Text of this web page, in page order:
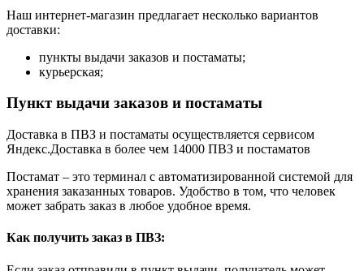
Наш интернет-магазин предлагает несколько вариантов
доставки:
пункты выдачи заказов и постаматы;
курьерская;
Пункт выдачи заказов и постаматы
Доставка в ПВЗ и постаматы осуществляется сервисом
Яндекс.Доставка в более чем 14000 ПВЗ и постаматов
Постамат – это терминал с автоматизированной системой для
хранения заказанных товаров. Удобство в том, что человек
может забрать заказ в любое удобное время.
Как получить заказ в ПВЗ: